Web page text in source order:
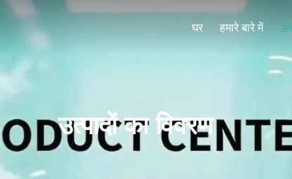
घर हमारे बारे में
उत्पादों का विवरण